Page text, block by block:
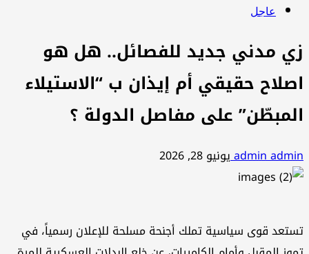
عاجل
زي مدني جديد للفصائل.. هل هو
اصلاح حقيقي أم إيذان ب “الاستيلاء
المبطّن” على مفاصل الدولة ؟
admin adminيونيو 28, 2026
تستعد قوى سياسية تملك أجنحة مسلحة للإعلان رسمياً، في